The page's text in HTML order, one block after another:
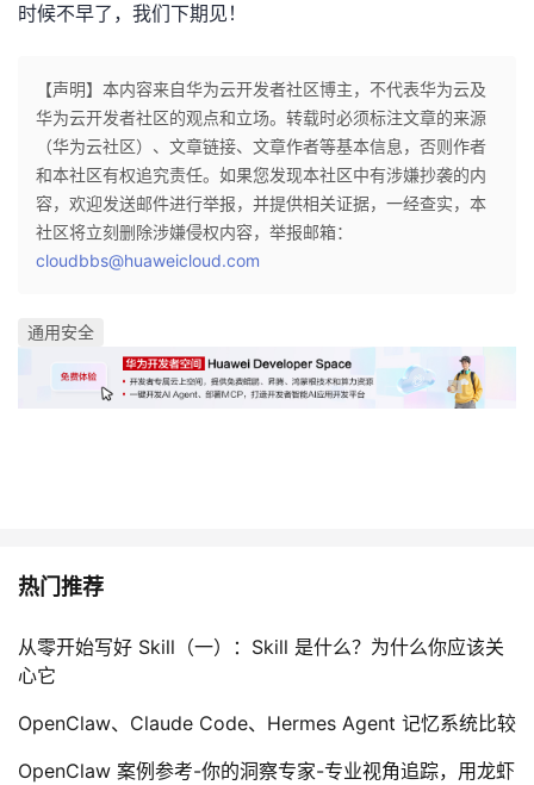
时候不早了，我们下期见！
【声明】本内容来自华为云开发者社区博主，不代表华为云及
华为云开发者社区的观点和立场。转载时必须标注文章的来源
（华为云社区）、文章链接、文章作者等基本信息，否则作者
和本社区有权追究责任。如果您发现本社区中有涉嫌抄袭的内
容，欢迎发送邮件进行举报，并提供相关证据，一经查实，本
社区将立刻删除涉嫌侵权内容，举报邮箱：
cloudbbs@huaweicloud.com
通用安全
热门推荐
从零开始写好 Skill（一）：Skill 是什么？为什么你应该关
心它
OpenClaw、Claude Code、Hermes Agent 记忆系统比较
OpenClaw 案例参考-你的洞察专家-专业视角追踪，用龙虾